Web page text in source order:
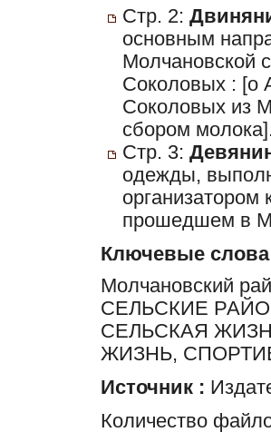
Стр. 2:
основным
Соколовых : [о
Соколовых из
сбором
Стр. 3:
одежды,
прошедшем в
Ключевые слова
Молчановский
СЕЛЬСКИЕ
СЕЛЬСКАЯ
ЖИЗНЬ,
Источник :
Количество